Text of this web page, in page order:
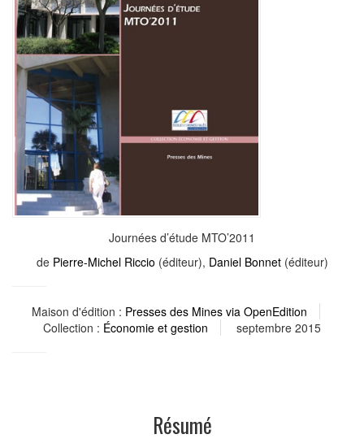
Journées d’étude MTO’2011
de Pierre-Michel Riccio (éditeur), Daniel Bonnet(éditeur)
Maison d'édition : Presses des Mines via OpenEdition
Collection : Économie et gestion septembre 2015
Résumé